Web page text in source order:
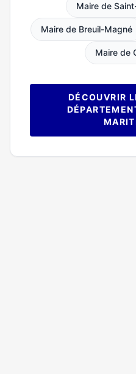
Maire de
Maire de Breuil-Magné
Maire de
DÉCOUVRIR